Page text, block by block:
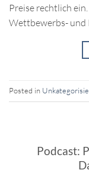
Preise rechtlich
Wettbewerbs- und
Posted in
Podcast: